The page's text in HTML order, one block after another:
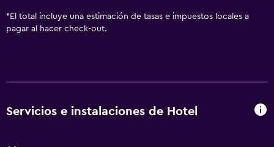
* El total incluye una estimación de tasas e impuestos locales a
pagar al hacer check-out.
Servicios e instalaciones de Hotel